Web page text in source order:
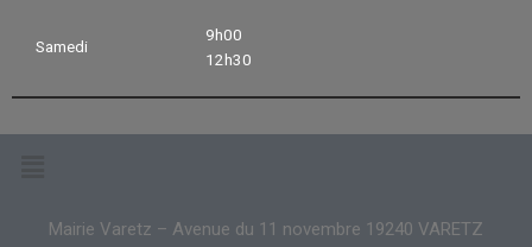
Samedi
9h00
12h30
Mairie Varetz – Avenue du 11 novembre 19240 VARETZ